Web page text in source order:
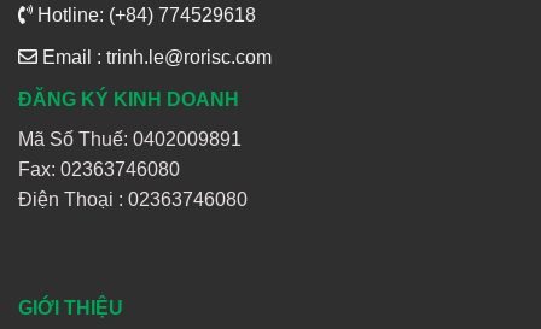
Hotline: (+84) 774529618
Email : trinh.le@rorisc.com
ĐĂNG KÝ KINH DOANH
Mã Số Thuế: 0402009891
Fax: 02363746080
Điện Thoại : 02363746080
GIỚI THIỆU